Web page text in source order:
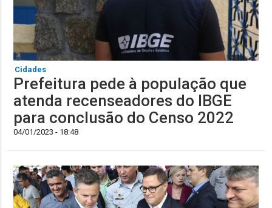
Cidades
Prefeitura pede à população que
atenda recenseadores do IBGE
para conclusão do Censo 2022
04/01/2023 - 18:48